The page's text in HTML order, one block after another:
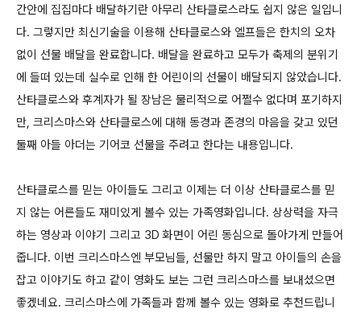
간안에 집집마다 배달하기란 아무리 산타클로스라도 쉽지 않은 일입니
다. 그렇지만 최신기술을 이용해 산타클로스와 엘프들은 한치의 오차
없이 선물 배달을 완료합니다. 배달을 완료하고 모두가 축제의 분위기
에 들떠 있는데 실수로 인해 한 어린이의 선물이 배달되지 않았습니다.
산타클로스와 후계자가 될 장남은 물리적으로 어쩔수 없다며 포기하지
만, 크리스마스와 산타클로스에 대해 동경과 존경의 마음을 갖고 있던
둘째 아들 아더는 기어코 선물을 주려고 한다는 내용입니다.
산타클로스를 믿는 아이들도 그리고 이제는 더 이상 산타클로스를 믿
지 않는 어른들도 재미있게 볼수 있는 가족영화입니다. 상상력을 자극
하는 영상과 이야기 그리고 3D 화면이 어린 동심으로 돌아가게 만들어
줍니다. 이번 크리스마스엔 부모님들, 선물만 하지 말고 아이들의 손을
잡고 이야기도 하고 같이 영화도 보는 그런 크리스마스를 보내셨으면
좋겠네요. 크리스마스에 가족들과 함께 볼수 있는 영화로 추천드립니